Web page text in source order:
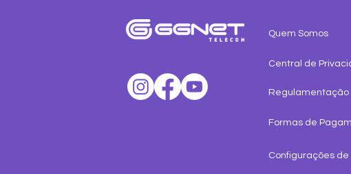
Indique e Ganhe no Dia do
Quem Somos
Central de
Regulamentação
Formas de
Configurações de